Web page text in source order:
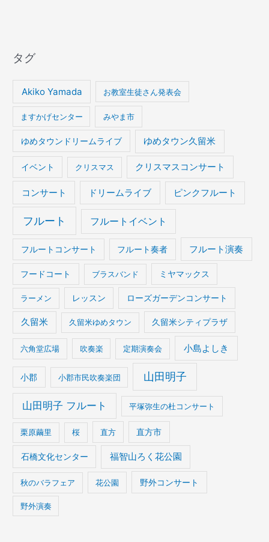
タグ
Akiko Yamada お教室生徒さん発表会
ますかげセンター みやま市
ゆめタウンドリームライブ ゆめタウン久留米
イベント クリスマス クリスマスコンサート
コンサート ドリームライブ ピンクフルート
フルート フルートイベント
フルートコンサート フルート奏者 フルート演奏
フードコート ブラスバンド ミヤマックス
ラーメン レッスン ローズガーデンコンサート
久留米 久留米ゆめタウン 久留米シティプラザ
六角堂広場 吹奏楽 定期演奏会 小島よしき
小郡 小郡市民吹奏楽団 山田明子
山田明子 フルート 平塚弥生の杜コンサート
栗原繭里 桜 直方 直方市
石橋文化センター 福智山ろく花公園
秋のバラフェア 花公園 野外コンサート
野外演奏